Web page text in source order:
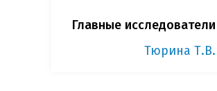
Главные исследователи
Тюрина Т.В.